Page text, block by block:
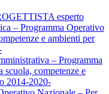
esperto
– Programma Operativo
e ambienti per
– Programma
scuola, competenze e
2014-2020-